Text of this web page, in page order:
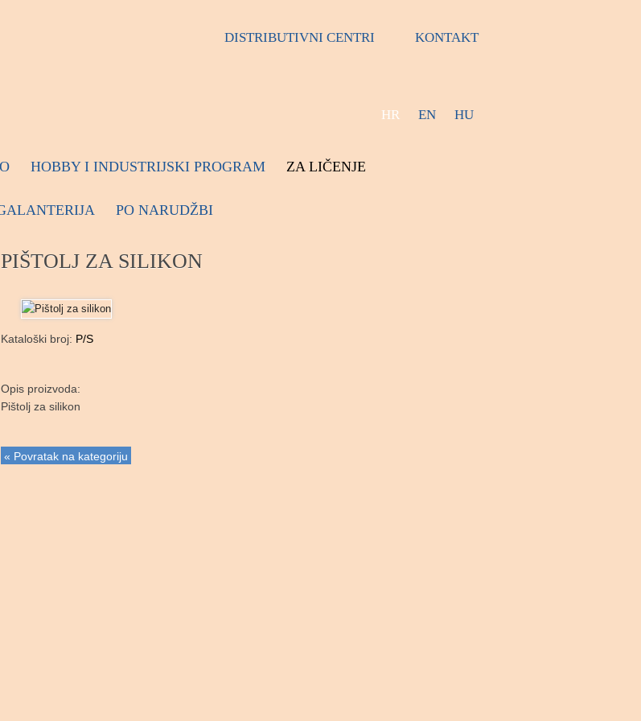
DISTRIBUTIVNI CENTRI KONTAKT
HR EN HU
HOBBY I INDUSTRIJSKI PROGRAM ZA LIČENJE
PO NARUDŽBI
PIŠTOLJ ZA SILIKON
Kataloški broj: P/S
Opis proizvoda:
Pištolj za silikon
« Povratak na kategoriju